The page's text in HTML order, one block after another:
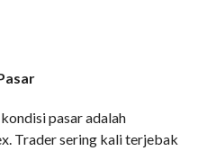
pasar adalah
Trader sering kali terjebak